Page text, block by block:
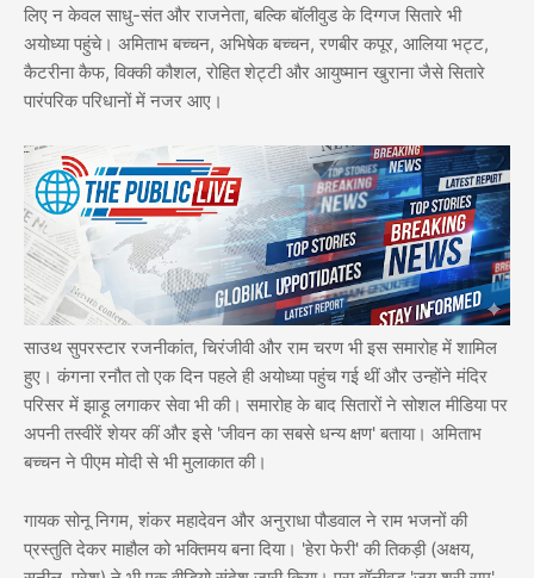
लिए न केवल साधु-संत और राजनेता, बल्कि बॉलीवुड के दिग्गज सितारे भी
अयोध्या पहुंचे। अमिताभ बच्चन, अभिषेक बच्चन, रणबीर कपूर, आलिया भट्ट,
कैटरीना कैफ, विक्की कौशल, रोहित शेट्टी और आयुष्मान खुराना जैसे सितारे
पारंपरिक परिधानों में नजर आए।
साउथ सुपरस्टार रजनीकांत, चिरंजीवी और राम चरण भी इस समारोह में शामिल
हुए। कंगना रनौत तो एक दिन पहले ही अयोध्या पहुंच गई थीं और उन्होंने मंदिर
परिसर में झाड़ू लगाकर सेवा भी की। समारोह के बाद सितारों ने सोशल मीडिया पर
अपनी तस्वीरें शेयर कीं और इसे 'जीवन का सबसे धन्य क्षण' बताया। अमिताभ
बच्चन ने पीएम मोदी से भी मुलाकात की।
गायक सोनू निगम, शंकर महादेवन और अनुराधा पौडवाल ने राम भजनों की
प्रस्तुति देकर माहौल को भक्तिमय बना दिया। 'हेरा फेरी' की तिकड़ी (अक्षय,